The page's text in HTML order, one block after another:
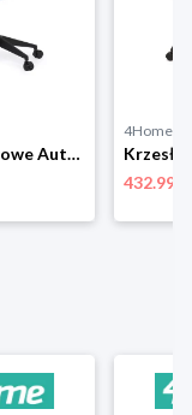
Krzesło biurowe Autronic KA-V317 BLUE
4Home
432.99 zł